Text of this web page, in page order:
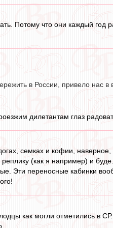
Потому что они каждый год
в России, привело нас в
дилетантам глаз
семках и кофии,
(как я например) и
Эти переносные кабинки
как могли отметились в